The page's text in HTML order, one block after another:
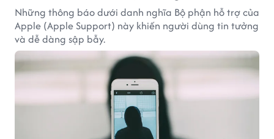
Những thông báo dưới danh nghĩa Bộ phận hỗ trợ của
Apple (Apple Support) này khiến người dùng tin tưởng
và dễ dàng sập bẫy.